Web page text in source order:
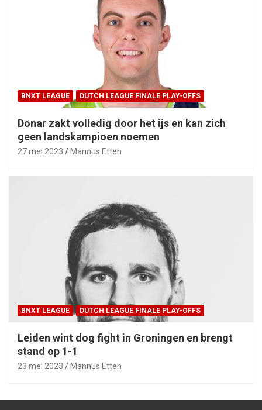
BNXT LEAGUE DUTCH LEAGUE FINALE PLAY-OFFS
Donar zakt volledig door het ijs en kan zich
geen landskampioen noemen
27 mei 2023 Mannus Etten
BNXT LEAGUE DUTCH LEAGUE FINALE PLAY-OFFS
Leiden wint dog fight in Groningen en brengt
stand op 1-1
23 mei 2023 Mannus Etten